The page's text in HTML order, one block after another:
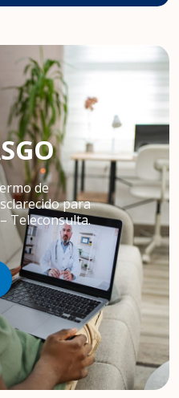
de
para
Teleconsulta.